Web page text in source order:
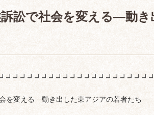
訟で社会を変える—動
を変える—動き出した東アジアの若者たち—